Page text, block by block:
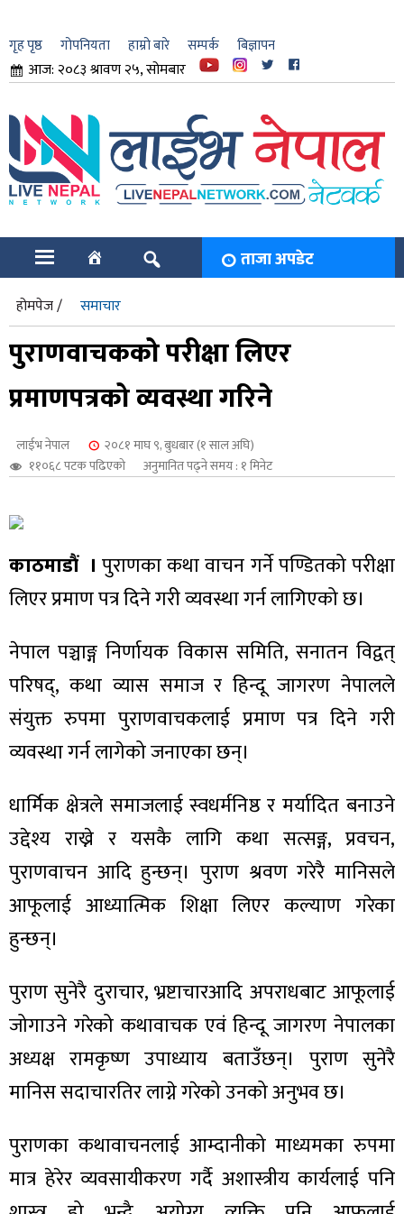
गृह पृष्ठ गोपनियता हाम्रो बारे सम्पर्क बिज्ञापन
आज: २०८३ श्रावण २५, सोमबार
ताजा अपडेट
होमपेज / समाचार
पुराणवाचकको परीक्षा लिएर
प्रमाणपत्रको व्यवस्था गरिने
लाईभ नेपाल
२०८१ माघ ९, बुधबार (१ साल अघि)
११०६८ पटक पढिएको
अनुमानित पढ्ने समय : १ मिनेट
काठमाडौं । पुराणका कथा वाचन गर्ने पण्डितको परीक्षा
लिएर प्रमाण पत्र दिने गरी व्यवस्था गर्न लागिएको छ।
नेपाल पञ्चाङ्ग निर्णायक विकास समिति, सनातन विद्वत्
परिषद्, कथा व्यास समाज र हिन्दू जागरण नेपालले
संयुक्त रुपमा पुराणवाचकलाई प्रमाण पत्र दिने गरी
व्यवस्था गर्न लागेको जनाएका छन्।
धार्मिक क्षेत्रले समाजलाई स्वधर्मनिष्ठ र मर्यादित बनाउने
उद्देश्य राख्ने र यसकै लागि कथा सत्सङ्ग, प्रवचन,
पुराणवाचन आदि हुन्छन्। पुराण श्रवण गरेरै मानिसले
आफूलाई आध्यात्मिक शिक्षा लिएर कल्याण गरेका
हुन्छन्।
पुराण सुनेरै दुराचार, भ्रष्टाचारआदि अपराधबाट आफूलाई
जोगाउने गरेको कथावाचक एवं हिन्दू जागरण नेपालका
अध्यक्ष रामकृष्ण उपाध्याय बताउँछन्। पुराण सुनेरै
मानिस सदाचारतिर लाग्ने गरेको उनको अनुभव छ।
पुराणका कथावाचनलाई आम्दानीको माध्यमका रुपमा
मात्र हेरेर व्यवसायीकरण गर्दै अशास्त्रीय कार्यलाई पनि